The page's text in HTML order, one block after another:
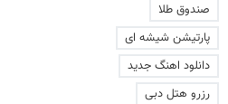
صندوق طلا
پارتیشن شیشه ای
دانلود اهنگ جدید
رزرو هتل دبی